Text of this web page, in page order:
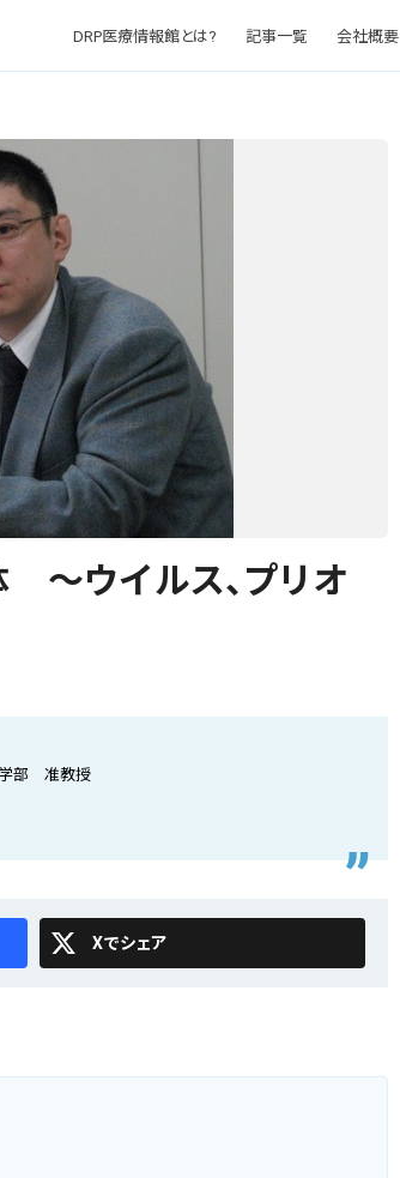
DRP医療情報館とは? 記事一覧 会社概要
～ウイルス、プリオ
学部 准教授
X